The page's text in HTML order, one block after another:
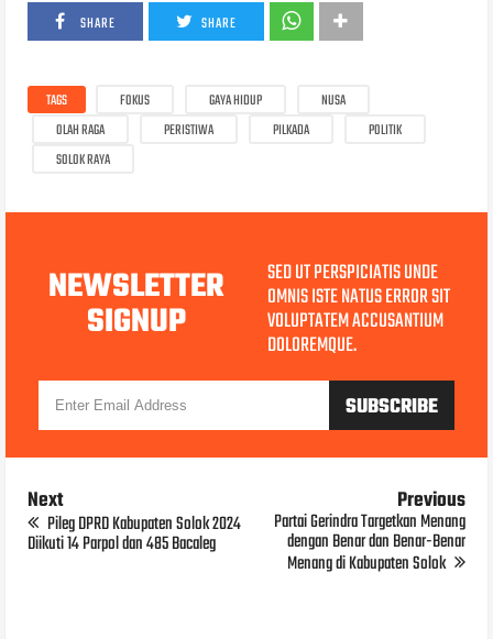
SHARE SHARE
TAGS FOKUS GAYA HIDUP
NUSA
OLAH RAGA
PERISTIWA PILKADA
POLITIK
SOLOK RAYA
NEWSLETTER
SIGNUP
SED UT PERSPICIATIS UNDE
OMNIS ISTE NATUS ERROR SIT
VOLUPTATEM ACCUSANTIUM
DOLOREMQUE.
Next
Pileg DPRD Kabupaten Solok 2024
Diikuti 14 Parpol dan 485 Bacaleg
Previous
Partai Gerindra Targetkan Menang
dengan Benar dan Benar-Benar
Menang di Kabupaten Solok